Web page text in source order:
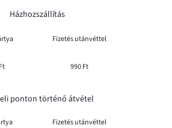
Házhozszállítás
Fizetés utánvéttel
990 Ft
ponton történő átvétel
Fizetés utánvéttel